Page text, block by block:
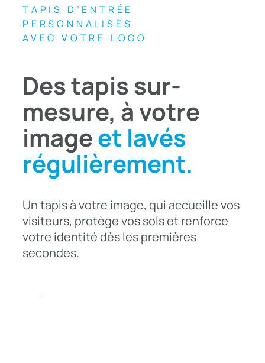
TAPIS D’ENTRÉE
PERSONNALISÉS
AVEC VOTRE LOGO
Des tapis sur-
mesure, à votre
imageet lavés
régulièrement.
Un tapis à votre image, qui accueille vos
visiteurs, protège vos sols et renforce
votre identité dès les premières
secondes.